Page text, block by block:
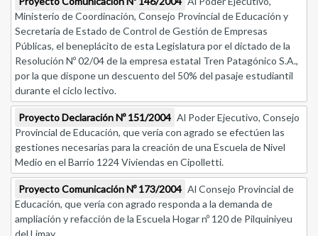
Ministerio de Coordinación, Consejo Provincial de Educación y
Secretaría de Estado de Control de Gestión de Empresas
Públicas, el beneplácito de esta Legislatura por el dictado de la
Resolución Nº 02/04 de la empresa estatal Tren Patagónico S.A.,
por la que dispone un descuento del 50% del pasaje estudiantil
durante el ciclo lectivo.
Proyecto Declaración Nº 151/2004 Al Poder Ejecutivo, Consejo
Provincial de Educación, que vería con agrado se efectúen las
gestiones necesarias para la creación de una Escuela de Nivel
Medio en el Barrio 1224 Viviendas en Cipolletti.
Proyecto Comunicación Nº 173/2004 Al Consejo Provincial de
Educación, que vería con agrado responda a la demanda de
ampliación y refacción de la Escuela Hogar nº 120 de Pilquiniyeu